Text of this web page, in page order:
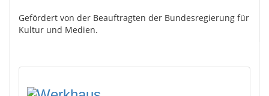
Gefördert von der Beauftragten der Bundesregierung für
Kultur und Medien.